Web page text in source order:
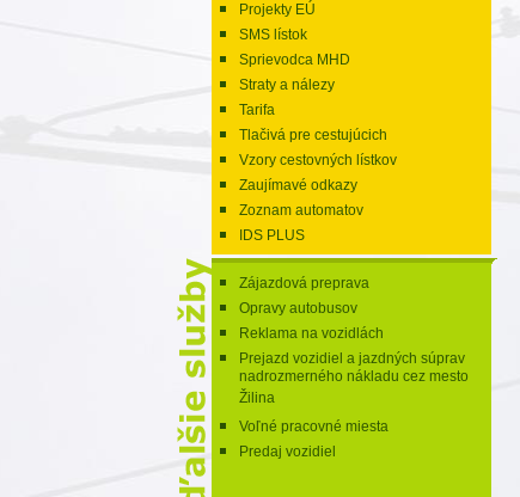
Projekty EÚ
SMS lístok
Sprievodca MHD
Straty a nálezy
Tarifa
Tlačivá pre cestujúcich
Vzory cestovných lístkov
Zaujímavé odkazy
Zoznam automatov
IDS PLUS
Zájazdová preprava
Opravy autobusov
Reklama na vozidlách
Prejazd vozidiel a jazdných súprav
nadrozmerného nákladu cez mesto
Žilina
Voľné pracovné miesta
Predaj vozidiel